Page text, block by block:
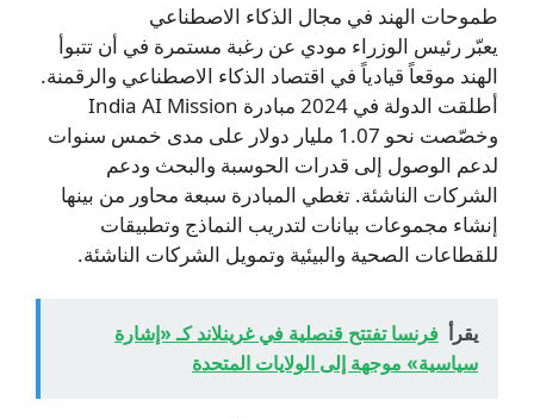
طموحات الهند في مجال الذكاء الاصطناعي
يعبّر رئيس الوزراء مودي عن رغبة مستمرة في أن تتبوأ
الهند موقعاً قيادياً في اقتصاد الذكاء الاصطناعي والرقمنة.
أطلقت الدولة في 2024 مبادرة India AI Mission
وخصّصت نحو 1.07 مليار دولار على مدى خمس سنوات
لدعم الوصول إلى قدرات الحوسبة والبحث ودعم
الشركات الناشئة. تغطي المبادرة سبعة محاور من بينها
إنشاء مجموعات بيانات لتدريب النماذج وتطبيقات
للقطاعات الصحية والبيئية وتمويل الشركات الناشئة.
يقرأ فرنسا تفتتح قنصلية في غرينلاند كـ «إشارة
سياسية» موجهة إلى الولايات المتحدة